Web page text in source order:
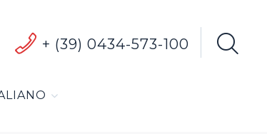
Search
+ (39) 0434-573-100